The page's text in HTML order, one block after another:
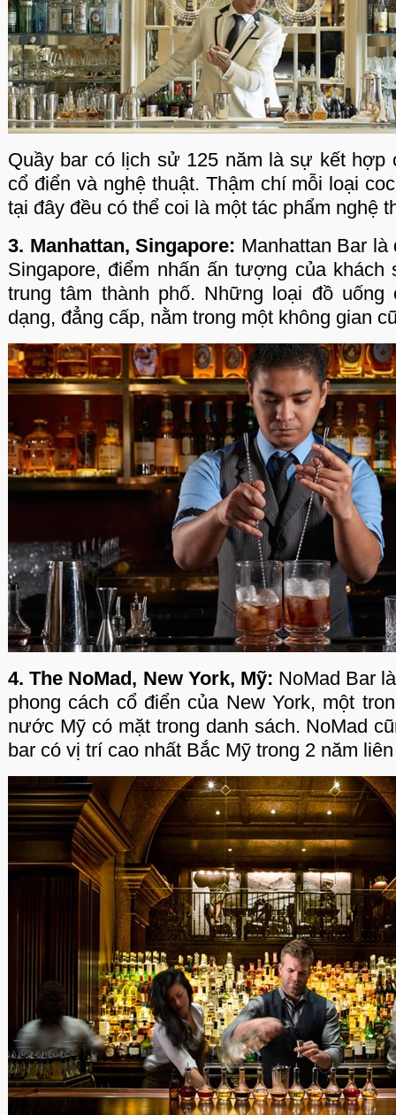
Quầy bar có lịch sử 125 năm là sự kết hợp
cổ điển và nghệ thuật. Thậm chí mỗi loại
tại đây đều có thể coi là một tác phẩm nghệ
3. Manhattan, Singapore: Manhattan Bar
Singapore, điểm nhấn ấn tượng của khách
trung tâm thành phố. Những loại đồ
dạng, đẳng cấp, nằm trong một không gian
4. The NoMad, New York, Mỹ: NoMad Bar
phong cách cổ điển của New York, một
nước Mỹ có mặt trong danh sách. NoMad
bar có vị trí cao nhất Bắc Mỹ trong 2 năm